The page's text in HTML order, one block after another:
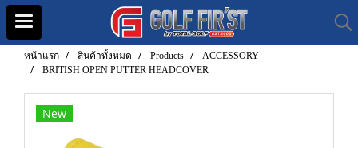
หน้าแรก สินค้าทั้งหมด Products
ACCESSORY
BRITISH OPEN PUTTER HEADCOVER
New